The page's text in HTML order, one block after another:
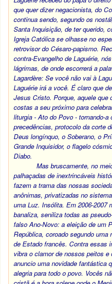
que quer dizer negacionista, do
continua sendo, segundo os
Santa Inquisição, de ter querido,
Igreja Católica se olhasse no
retrovisor do Césaro-papismo.
contra-Evangelho de Laguérie,
lágrimas, de onde escorrerá a
Lagardère: Se você não vai à
Laguérie irá a você. É claro que
Jesus Cristo. Porque, aquele que
costas a seu próximo para
liturgia - Ato do Povo - tornando-a
precedências, protocolo da corte
Deus longínquo, o Soberano, o
Grande Inquisidor, o flagelo
Diabo.
Mas bruscamente, no
palhaçadas de inextrincáveis
fazem a trama das nossas
anônimas, privatizadas no
uma Luz. Insólita. Em 2006-2007
banaliza, seniliza todas as
falso Ano-Novo: a eleição de um
República, coroado segundo
de Estado francês. Contra essas
vibra o clamor de nossos peitos
anuncio uma novidade fantástica
alegria para todo o povo. Vocês